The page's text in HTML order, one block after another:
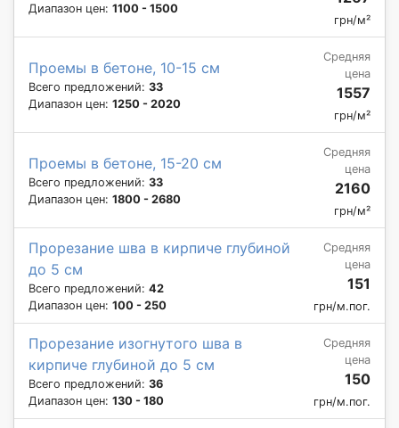
Диапазон цен: 1100 - 1500
грн/м²
Проемы в бетоне, 10-15 см
Всего предложений: 33
Диапазон цен: 1250 - 2020
Средняя
цена
1557
грн/м²
Проемы в бетоне, 15-20 см
Всего предложений: 33
Диапазон цен: 1800 - 2680
Средняя
цена
2160
грн/м²
Прорезание шва в кирпиче глубиной
до 5 см
Всего предложений: 42
Диапазон цен: 100 - 250
Средняя
цена
151
грн/м.пог.
Прорезание изогнутого шва в
кирпиче глубиной до 5 см
Всего предложений: 36
Диапазон цен: 130 - 180
Средняя
цена
150
грн/м.пог.